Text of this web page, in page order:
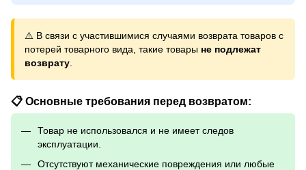
⚠️ В связи с участившимися случаями возврата товаров с
потерей товарного вида, такие товары не подлежат
возврату.
📋 Основные требования перед возвратом:
Товар не использовался и не имеет следов
эксплуатации.
Отсутствуют механические повреждения или любые